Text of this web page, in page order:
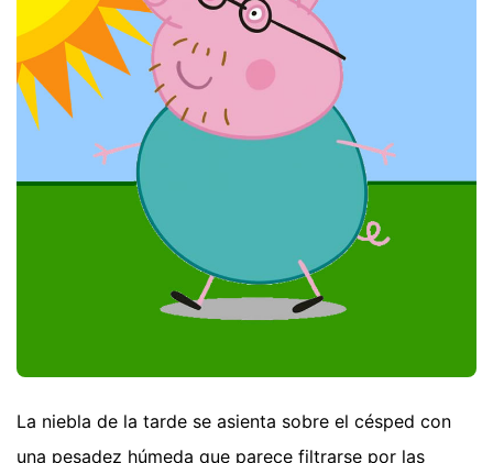
La niebla de la tarde se asienta sobre el césped con
una pesadez húmeda que parece filtrarse por las